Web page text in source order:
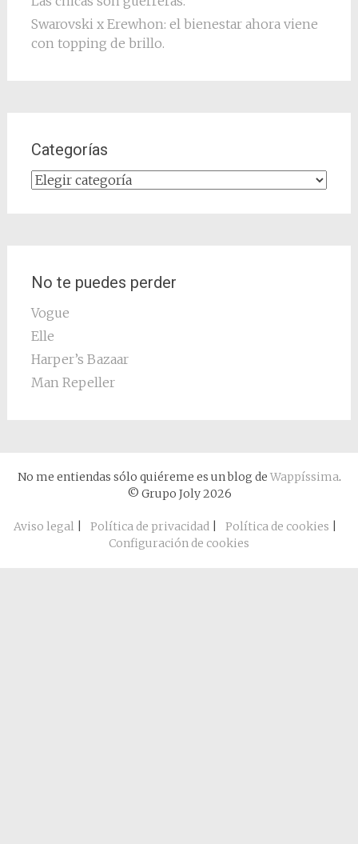
Swarovski x Erewhon: el bienestar ahora viene
con topping de brillo.
Categorías
Categorías
No te puedes perder
Vogue
Elle
Harper’s Bazaar
Man Repeller
No me entiendas sólo quiéreme es un blog de Wappíssima.
© Grupo Joly 2026
Aviso legal| Política de privacidad| Política de cookies
Configuración de cookies